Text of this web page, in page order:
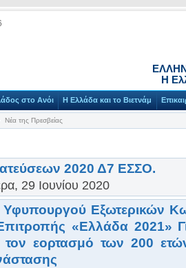
Η
στο Ανόι Η Ελλάδα και το Βιετνάμ
Νέα της Πρεσβείας
2020 Δ7 ΕΣΣΟ.
29 Ιουνίου 2020
Υφυπουργού Εξωτερικών
«Ελλάδα 2021»
εορτασμό των 200